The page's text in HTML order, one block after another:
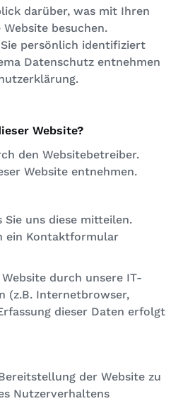
darüber, was mit Ihren
besuchen.
persönlich identifiziert
Datenschutz entnehmen
Website?
den Websitebetreiber.
Website entnehmen.
uns diese mitteilen.
ein Kontaktformular
durch unsere IT-
(z.B. Internetbrowser,
dieser Daten erfolgt
der Website zu
Nutzerverhaltens